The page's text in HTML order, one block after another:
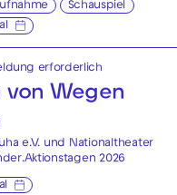
Schauspiel
erforderlich
von Wegen
e.V. und Nationaltheater
2026